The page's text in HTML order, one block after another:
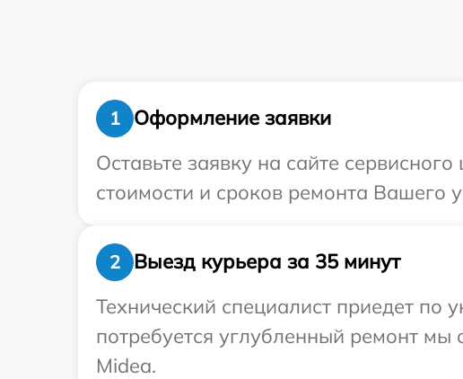
1
Оформление заявки
Оставьте заявку на сайте
стоимости и сроков ремонта Вашего
2
Выезд курьера за 35 минут
Технический специалист приедет по
потребуется углубленный ремонт мы
Midea.